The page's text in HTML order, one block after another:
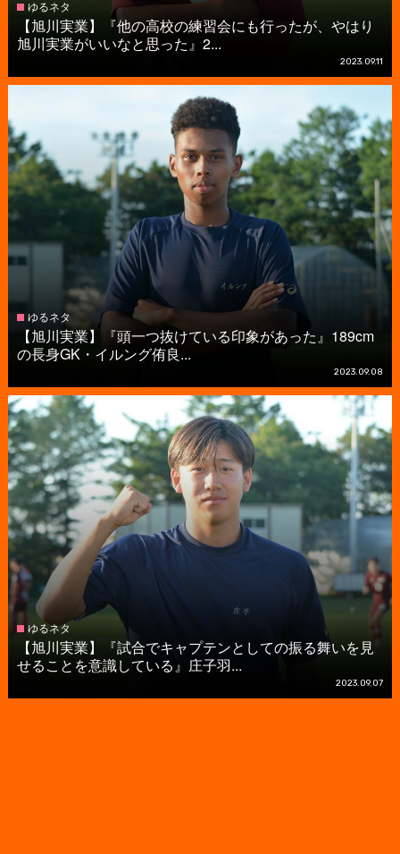
ゆるネタ
【旭川実業】『他の高校の練習会にも行ったが、やはり
旭川実業がいいなと思った』2...
2023.09.11
ゆるネタ
【旭川実業】『頭一つ抜けている印象があった』189cm
の長身GK・イルング侑良...
2023.09.08
ゆるネタ
【旭川実業】『試合でキャプテンとしての振る舞いを見
せることを意識している』庄子羽...
2023.09.07